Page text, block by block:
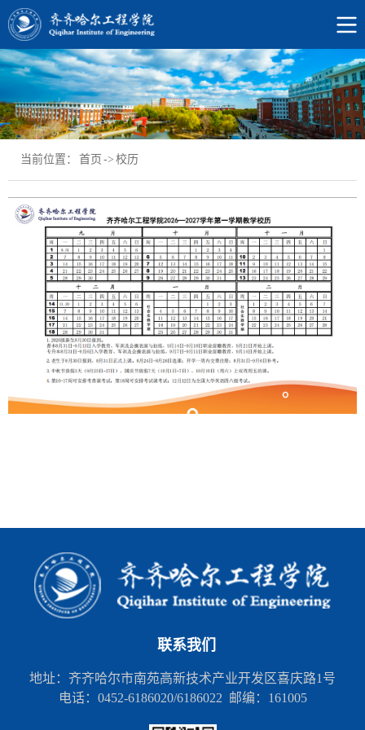
当前位置： 首页 -> 校历
联系我们
地址：齐齐哈尔市南苑高新技术产业开发区喜庆路1号
电话：0452-6186020/6186022 邮编：161005